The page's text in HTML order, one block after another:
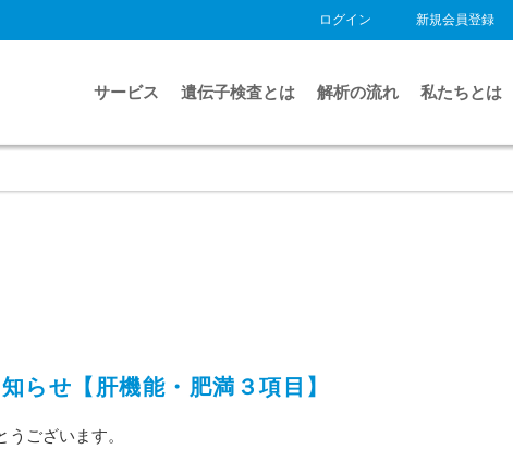
ログイン 新規会員登録
サービス 遺伝子検査とは 解析の流れ 私たちとは
せ【肝機能・肥満３項目】
ございます。